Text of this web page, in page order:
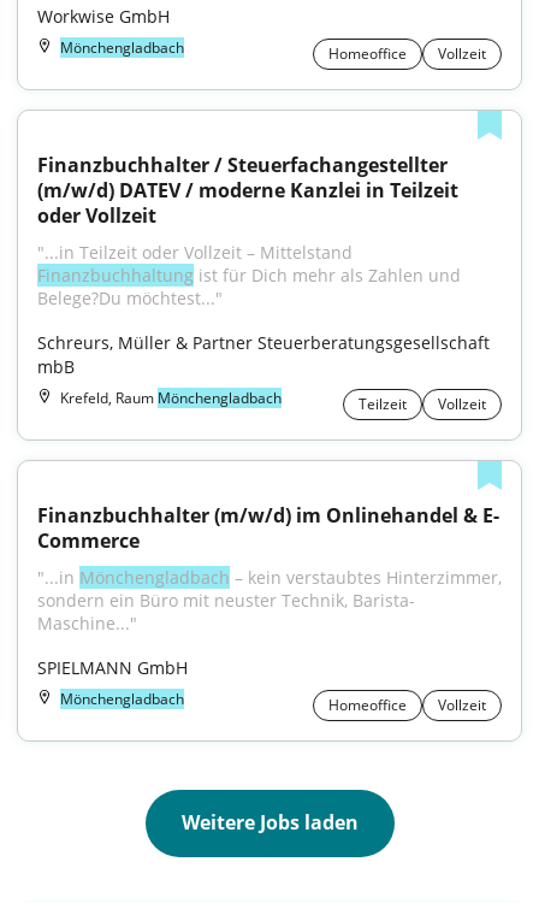
Workwise GmbH
Mönchengladbach Homeoffice Vollzeit
Finanzbuchhalter / Steuerfachangestellter
(m/w/d) DATEV / moderne Kanzlei in Teilzeit
oder Vollzeit
Finanzbuchhaltung ist für Dich mehr als Zahlen und
Belege?Du möchtest..."
Schreurs, Müller & Partner Steuerberatungsgesellschaft
mbB
Krefeld, Raum Mönchengladbach Teilzeit Vollzeit
Finanzbuchhalter (m/w/d) im Onlinehandel & E-
Commerce
"...in Mönchengladbach – kein verstaubtes Hinterzimmer,
sondern ein Büro mit neuster Technik, Barista-
Maschine..."
SPIELMANN GmbH
Mönchengladbach Homeoffice Vollzeit
Weitere Jobs laden